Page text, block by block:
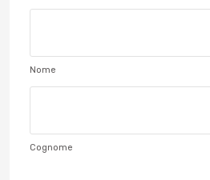
Nome
Cognome